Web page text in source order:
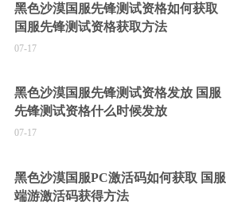
黑色沙漠国服先锋测试资格如何获取
国服先锋测试资格获取方法
07-17
黑色沙漠国服先锋测试资格发放 国服
先锋测试资格什么时候发放
07-17
黑色沙漠国服PC激活码如何获取 国服
端游激活码获得方法